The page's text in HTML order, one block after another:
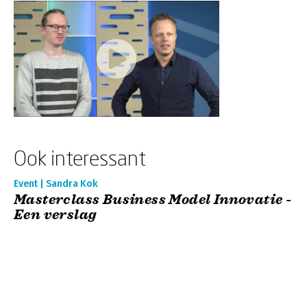
Ook interessant
Event | Sandra Kok
Masterclass Business Model Innovatie -
Een verslag